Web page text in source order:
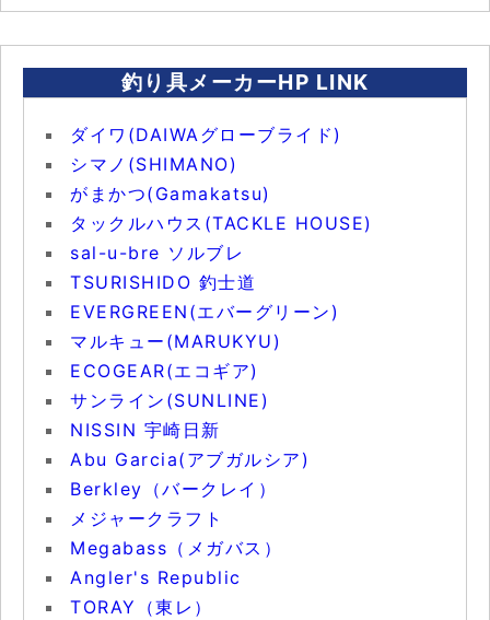
釣り具メーカーHP LINK
ダイワ(DAIWAグローブライド)
シマノ(SHIMANO)
がまかつ(Gamakatsu)
タックルハウス(TACKLE HOUSE)
sal-u-bre ソルブレ
TSURISHIDO 釣士道
EVERGREEN(エバーグリーン)
マルキュー(MARUKYU)
ECOGEAR(エコギア)
サンライン(SUNLINE)
NISSIN 宇崎日新
Abu Garcia(アブガルシア)
Berkley（バークレイ）
メジャークラフト
Megabass（メガバス）
Angler's Republic
TORAY（東レ）